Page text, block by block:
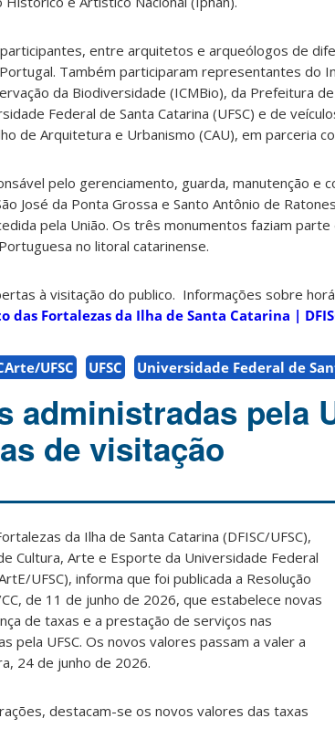
entre arquitetos e arqueólogos de
Também participaram representantes do
da Biodiversidade (ICMBio), da Prefeitura de
Federal de Santa Catarina (UFSC) e de
de Arquitetura e Urbanismo (CAU), em parceria
pelo gerenciamento, guarda, manutenção e
José da Ponta Grossa e Santo Antônio de
pela União. Os três monumentos faziam
no litoral catarinense.
à visitação do publico. Informações sobre
das Fortalezas da Ilha de Santa Catarina |
UFSC UFSC Universidade Federal de
administradas pela
de visitação
da Ilha de Santa Catarina (DFISC/UFSC),
Cultura, Arte e Esporte da Universidade Federal
UFSC), informa que foi publicada a Resolução
de 11 de junho de 2026, que estabelece novas
de taxas e a prestação de serviços nas
pela UFSC. Os novos valores passam a valer a
24 de junho de 2026.
destacam-se os novos valores das taxas